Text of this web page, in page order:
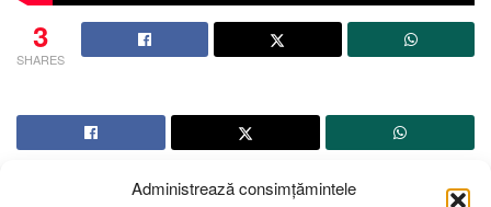
Administrează consimțămintele
3
SHARES